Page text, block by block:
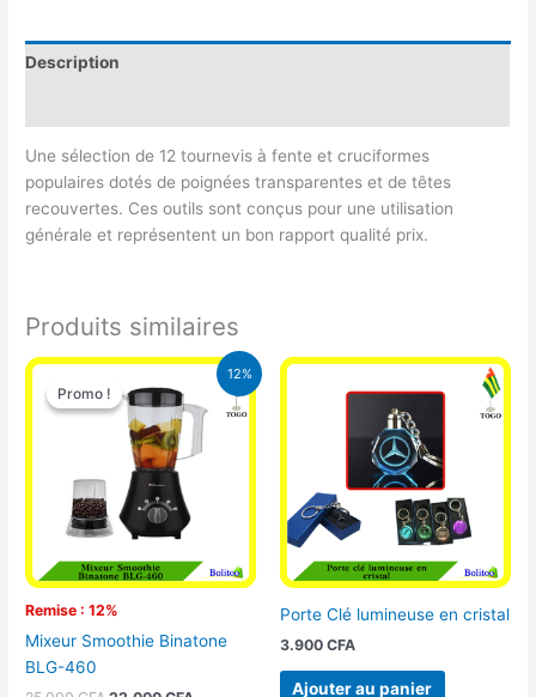
Description
Une sélection de 12 tournevis à fente et cruciformes
populaires dotés de poignées transparentes et de têtes
recouvertes. Ces outils sont conçus pour une utilisation
générale et représentent un bon rapport qualité prix.
Produits similaires
12%
Promo !
Remise : 12%
Promo !
Mixeur Smoothie Binatone
BLG-460
Le
prix
initial
était :
25.000 CFA.
Le
prix
actuel
est :
Porte Clé lumineuse en cristal
3.900 CFA
Ajouter au panier